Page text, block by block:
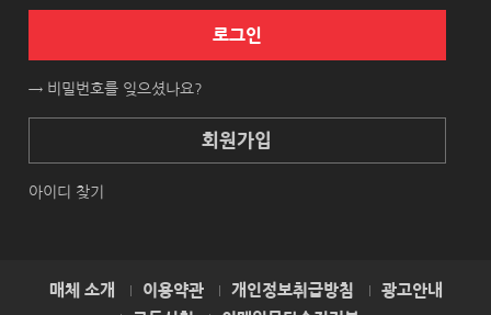
로그인
→ 비밀번호를 잊으셨나요?
회원가입
아이디 찾기
매체 소개 이용약관 개인정보취급방침
광고안내